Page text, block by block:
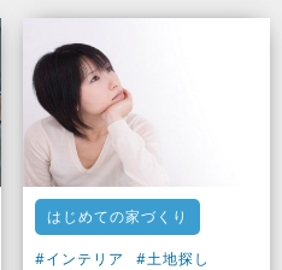
はじめての家づくり
#インテリア
#土地探し